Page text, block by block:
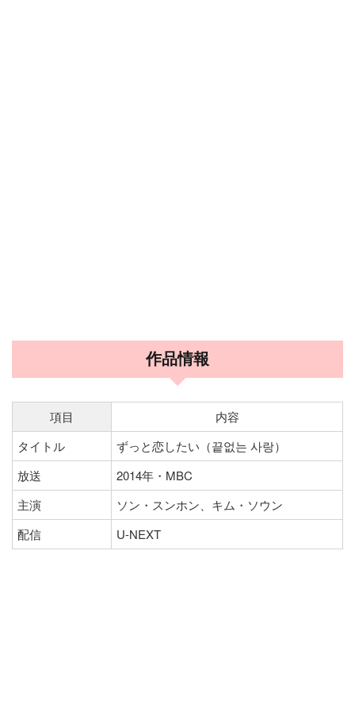
作品情報
項目
内容
タイトル
ずっと恋したい（끝없는 사랑）
放送
2014年・MBC
主演
ソン・スンホン、キム・ソウン
配信
U-NEXT